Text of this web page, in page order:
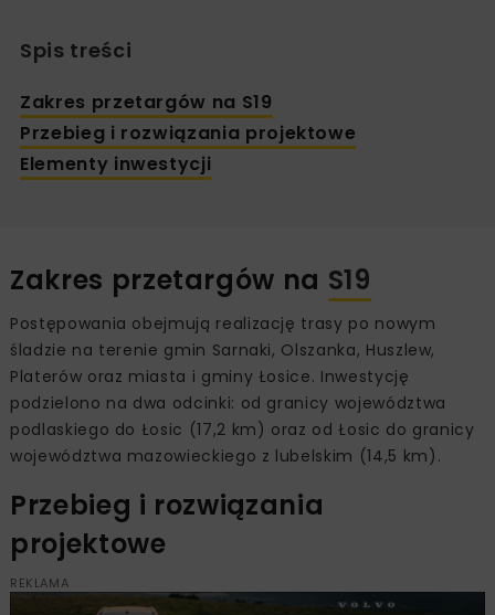
Spis treści
Zakres przetargów na S19
Przebieg i rozwiązania projektowe
Elementy inwestycji
Zakres przetargów na S19
Postępowania obejmują realizację trasy po nowym
śladzie na terenie gmin Sarnaki, Olszanka, Huszlew,
Platerów oraz miasta i gminy Łosice. Inwestycję
podzielono na dwa odcinki: od granicy województwa
podlaskiego do Łosic (17,2 km) oraz od Łosic do granicy
województwa mazowieckiego z lubelskim (14,5 km).
Przebieg i rozwiązania
projektowe
REKLAMA